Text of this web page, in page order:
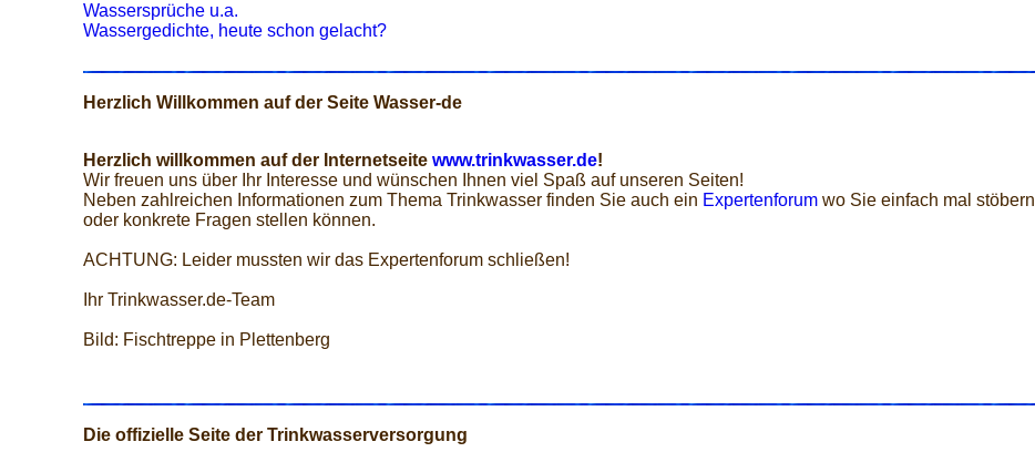
Wassersprüche u.a.
Wassergedichte, heute schon gelacht?
Herzlich Willkommen auf der Seite Wasser-de
Herzlich willkommen auf der Internetseite www.trinkwasser.de!
Wir freuen uns über Ihr Interesse und wünschen Ihnen viel Spaß auf unseren Seiten!
Neben zahlreichen Informationen zum Thema Trinkwasser finden Sie auch ein Expertenforumwo Sie einfach mal stöbern
oder konkrete Fragen stellen können.
ACHTUNG: Leider mussten wir das Expertenforum schließen!
Ihr Trinkwasser.de-Team
Bild: Fischtreppe in Plettenberg
Die offizielle Seite der Trinkwasserversorgung